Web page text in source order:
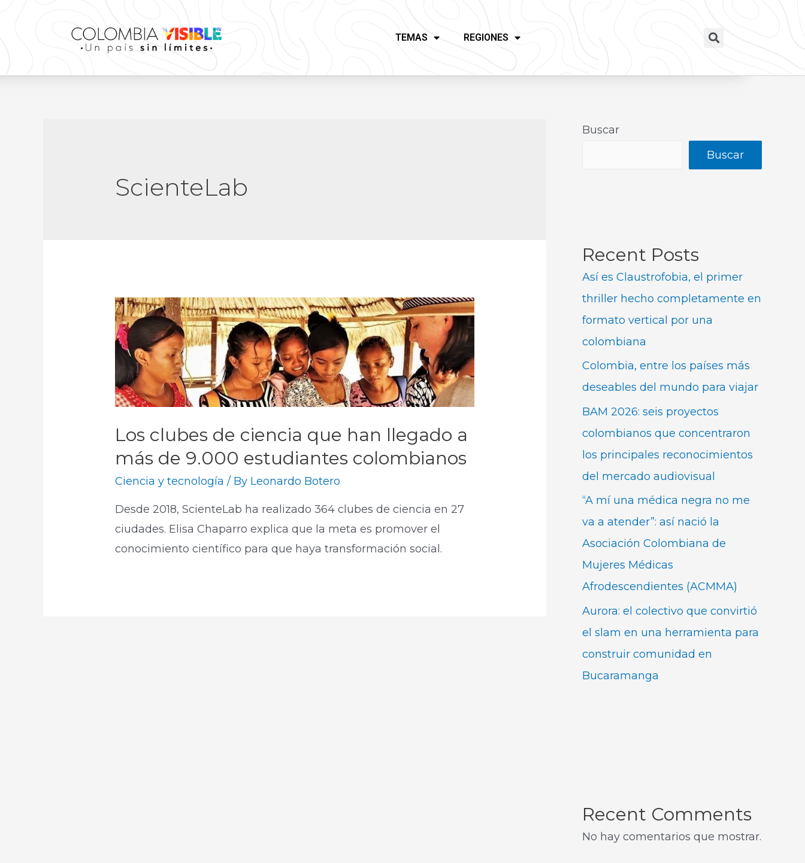
TEMAS REGIONES
ScienteLab
Los clubes de ciencia que han llegado a
más de 9.000 estudiantes colombianos
Ciencia y tecnología / By Leonardo Botero
Desde 2018, ScienteLab ha realizado 364 clubes de ciencia en 27
ciudades. Elisa Chaparro explica que la meta es promover el
conocimiento científico para que haya transformación social.
Buscar
Buscar
Recent Posts
Así es Claustrofobia, el primer
thriller hecho completamente en
formato vertical por una
colombiana
Colombia, entre los países más
deseables del mundo para viajar
BAM 2026: seis proyectos
colombianos que concentraron
los principales reconocimientos
del mercado audiovisual
“A mí una médica negra no me
va a atender”: así nació la
Asociación Colombiana de
Mujeres Médicas
Afrodescendientes (ACMMA)
Aurora: el colectivo que convirtió
el slam en una herramienta para
construir comunidad en
Bucaramanga
Recent Comments
No hay comentarios que mostrar.